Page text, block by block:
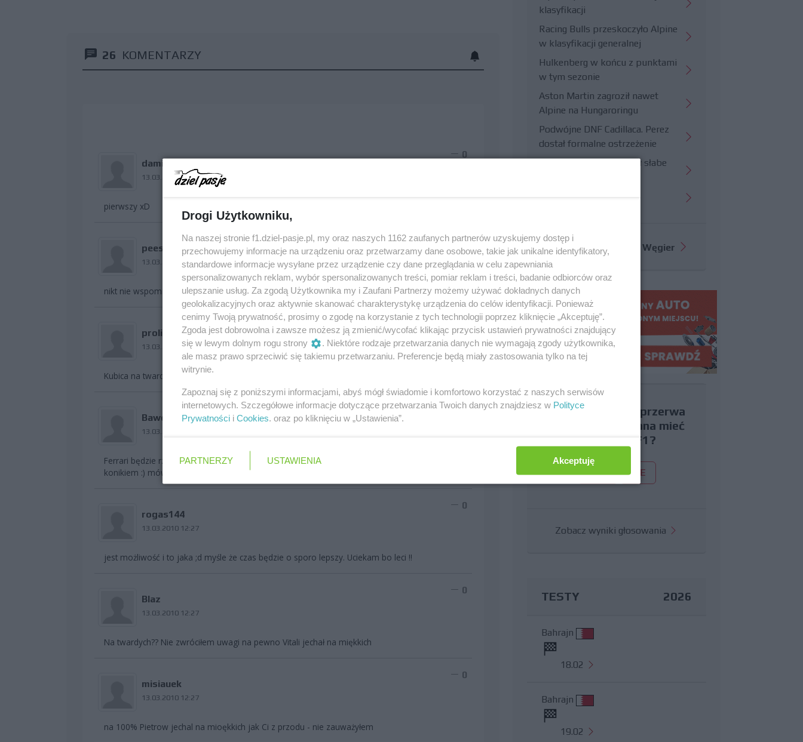
26 KOMENTARZY
damian85osg
13.03.2010 12:24
0
pierwszy xD
pees
13.03.2010 12:26
0
nikt nie wspomnial o oponach na jakich jechali. @damian85osg: i mamy ci dac oskara czy co?
prolim
13.03.2010 12:26
0
Kubica na twardych uzyskał ten czas :). Więc jest jeszcze możliwość poprawy:P
Bawolinio
13.03.2010 12:26
0
Ferrari będzie rządzić w tym roku :) , a Kubica dopiero kiedy się dogada z małym czarnym
konikiem :) mówię wam :)
rogas144
13.03.2010 12:27
0
jest możliwość i to jaka ;d myśle że czas będzie o sporo lepszy. Uciekam bo leci !!
Blaz
13.03.2010 12:27
0
Na twardych?? Nie zwróciłem uwagi na pewno Vitali jechał na miękkich
misiauek
13.03.2010 12:27
0
na 100% Pietrow jechal na mioękkich jak Ci z przodu - nie zauważyłem
klasyfikacji
Racing Bulls przeskoczyło Alpine
w klasyfikacji generalnej
Hulkenberg w końcu z punktami
w tym sezonie
Aston Martin zagroził nawet
Alpine na Hungaroringu
Podwójne DNF Cadillaca. Perez
dostał formalne ostrzeżenie
Hungaroring potwierdził słabe
Więcej informacji o GP Węgier
Czy uważasz, że przerwa
wakacyjna powinna mieć
miejsce w F1?
TAK NIE
Zobacz wyniki głosowania
TESTY 2026
Bahrajn
18.02
Bahrajn
19.02
Drogi Użytkowniku,
Na naszej stronie f1.dziel-pasje.pl, my oraz naszych 1162 zaufanych partnerów uzyskujemy dostęp i
przechowujemy informacje na urządzeniu oraz przetwarzamy dane osobowe, takie jak unikalne identyfikatory,
standardowe informacje wysyłane przez urządzenie czy dane przeglądania w celu zapewniania
spersonalizowanych reklam, wybór spersonalizowanych treści, pomiar reklam i treści, badanie odbiorców oraz
ulepszanie usług. Za zgodą Użytkownika my i Zaufani Partnerzy możemy używać dokładnych danych
geolokalizacyjnych oraz aktywnie skanować charakterystykę urządzenia do celów identyfikacji. Ponieważ
cenimy Twoją prywatność, prosimy o zgodę na korzystanie z tych technologii poprzez kliknięcie „Akceptuję”.
Zgoda jest dobrowolna i zawsze możesz ją zmienić/wycofać klikając przycisk ustawień prywatności znajdujący
się w lewym dolnym rogu strony
. Niektóre rodzaje przetwarzania danych nie wymagają zgody użytkownika,
ale masz prawo sprzeciwić się takiemu przetwarzaniu. Preferencje będą miały zastosowania tylko na tej
witrynie.
Zapoznaj się z poniższymi informacjami, abyś mógł świadomie i komfortowo korzystać z naszych serwisów
internetowych. Szczegółowe informacje dotyczące przetwarzania Twoich danych znajdziesz w Polityce
Prywatności i Cookies. oraz po kliknięciu w „Ustawienia”.
PARTNERZY USTAWIENIA Akceptuję